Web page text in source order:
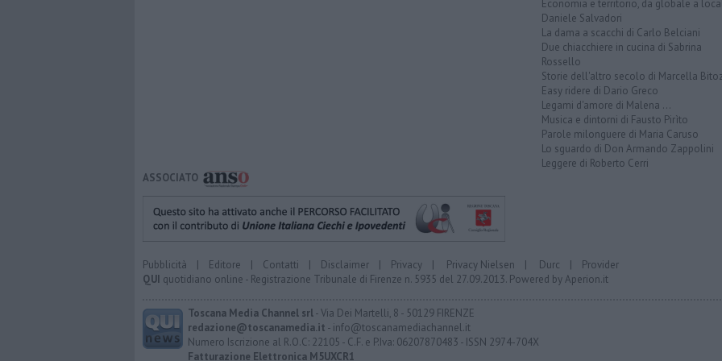
Economia e territorio, da globale a
Daniele Salvadori
La dama a scacchi di Carlo Belciani
Due chiacchiere in cucina di Sabrina
Rossello
Storie dell'altro secolo di Marcella
Easy ridere di Dario Greco
Legami d'amore di Malena ...
Musica e dintorni di Fausto Pirìto
Parole milonguere di Maria Caruso
Lo sguardo di Don Armando Zappolini
Leggere di Roberto Cerri
ASSOCIATO
Pubblicità | Editore | Contatti | Disclaimer | Privacy | Privacy Nielsen | Durc | Provider
QUI quotidiano online - Registrazione Tribunale di Firenze n. 5935 del 27.09.2013. Powered byAperion.it
Toscana Media Channel srl- Via Dei Martelli, 8 - 50129 FIRENZE
redazione@toscanamedia.it - info@toscanamediachannel.it
Numero Iscrizione al R.O.C: 22105 - C.F. e P.Iva: 06207870483 - ISSN 2974-704X
Fatturazione Elettronica M5UXCR1